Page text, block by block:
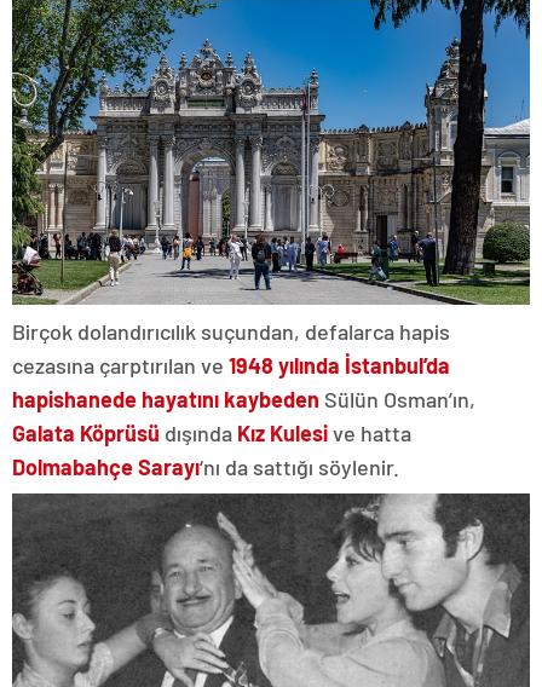
Birçok dolandırıcılık suçundan, defalarca hapis
cezasına çarptırılan ve 1948 yılında İstanbul’da
hapishanede hayatını kaybeden Sülün Osman’ın,
Galata Köprüsü dışında Kız Kulesive hatta
Dolmabahçe Sarayı‘nı da sattığı söylenir.